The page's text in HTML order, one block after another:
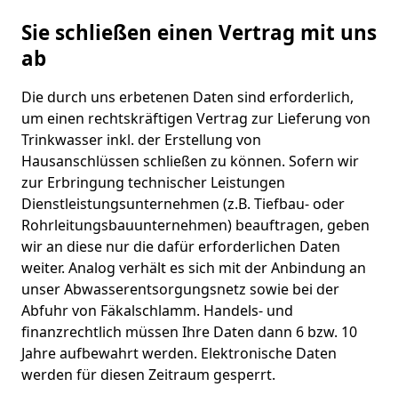
Sie schließen einen Vertrag mit uns
ab
Die durch uns erbetenen Daten sind erforderlich,
um einen rechtskräftigen Vertrag zur Lieferung von
Trinkwasser inkl. der Erstellung von
Hausanschlüssen schließen zu können. Sofern wir
zur Erbringung technischer Leistungen
Dienstleistungsunternehmen (z.B. Tiefbau- oder
Rohrleitungsbauunternehmen) beauftragen, geben
wir an diese nur die dafür erforderlichen Daten
weiter. Analog verhält es sich mit der Anbindung an
unser Abwasserentsorgungsnetz sowie bei der
Abfuhr von Fäkalschlamm. Handels- und
finanzrechtlich müssen Ihre Daten dann 6 bzw. 10
Jahre aufbewahrt werden. Elektronische Daten
werden für diesen Zeitraum gesperrt.